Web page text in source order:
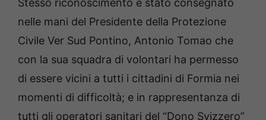
Stesso riconoscimento è stato consegnato
nelle mani del Presidente della Protezione
Civile Ver Sud Pontino, Antonio Tomao che
con la sua squadra di volontari ha permesso
di essere vicini a tutti i cittadini di Formia nei
momenti di difficoltà; e in rappresentanza di
tutti gli operatori sanitari del “Dono Svizzero”